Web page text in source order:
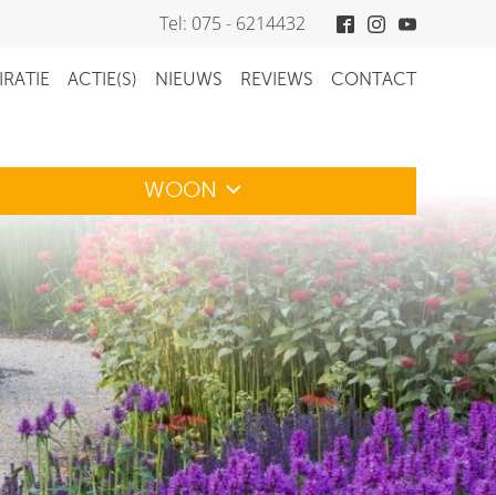
Tel: 075 - 6214432
ACTIE(S) NIEUWS REVIEWS CONTACT
WOON